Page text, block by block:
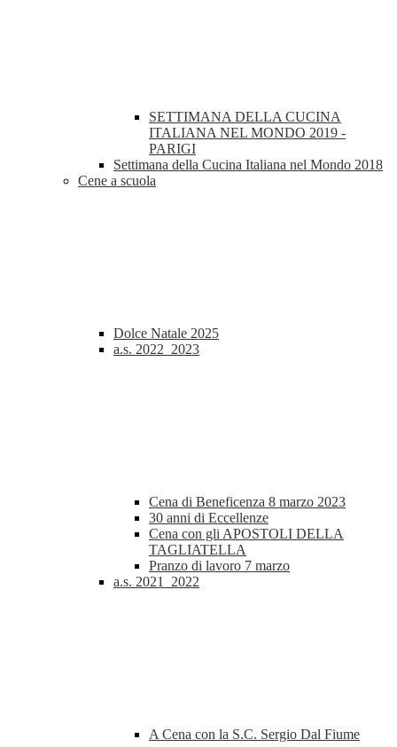
SETTIMANA DELLA CUCINA
ITALIANA NEL MONDO 2019 -
PARIGI
Settimana della Cucina Italiana nel Mondo 2018
Cene a scuola
Dolce Natale 2025
a.s. 2022_2023
Cena di Beneficenza 8 marzo 2023
30 anni di Eccellenze
Cena con gli APOSTOLI DELLA
TAGLIATELLA
Pranzo di lavoro 7 marzo
a.s. 2021_2022
A Cena con la S.C. Sergio Dal Fiume